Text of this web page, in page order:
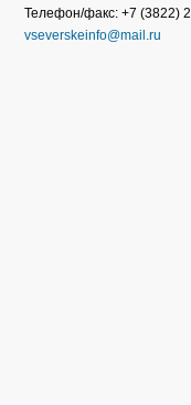
Телефон/факс: +7 (3822)
vseverskeinfo@mail.ru